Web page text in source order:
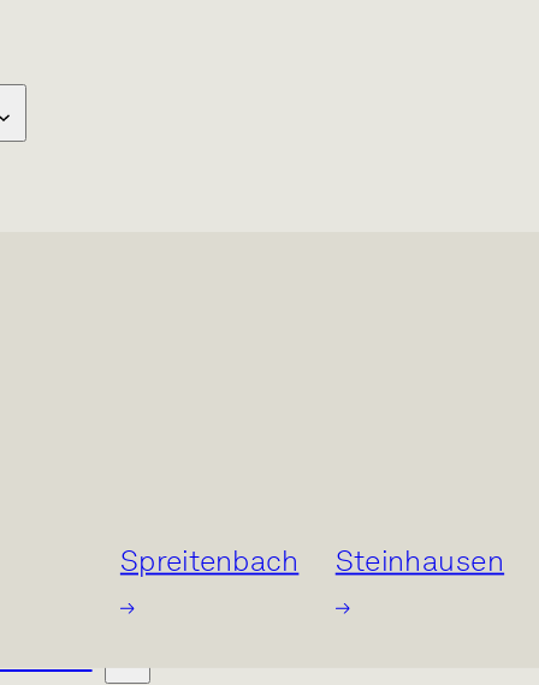
Spreitenbach Steinhausen